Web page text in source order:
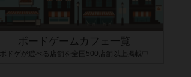
ボードゲームカフェ一覧
ボドゲが遊べる店舗を全国500店舗以上掲載中